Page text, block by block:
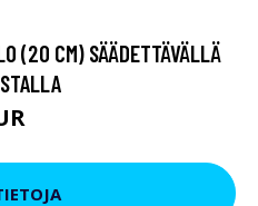
(20 CM) SÄÄDETTÄVÄLLÄ